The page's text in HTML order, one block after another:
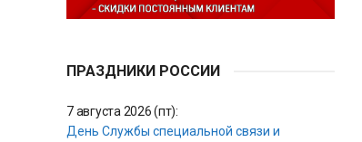
ПРАЗДНИКИ РОССИИ
7 августа 2026 (пт):
День Службы специальной связи и